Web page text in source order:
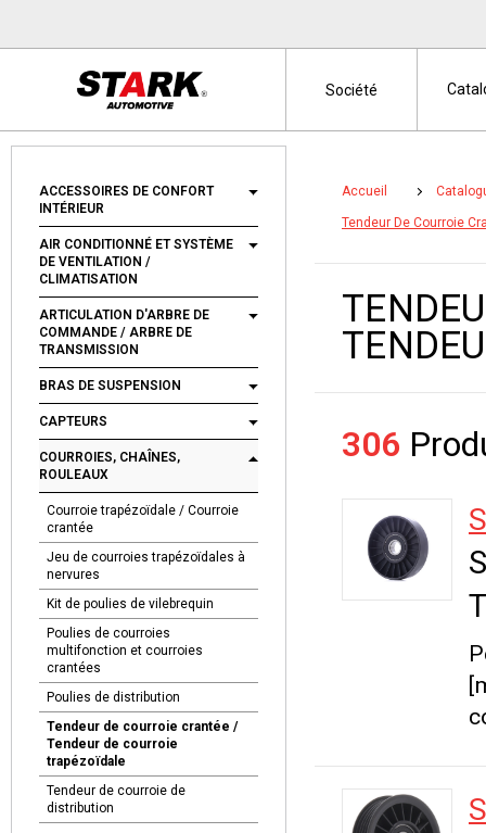
ACCESSOIRES DE CONFORT
INTÉRIEUR
AIR CONDITIONNÉ ET SYSTÈME
DE VENTILATION /
CLIMATISATION
ARTICULATION D'ARBRE DE
COMMANDE / ARBRE DE
TRANSMISSION
BRAS DE SUSPENSION
CAPTEURS
COURROIES, CHAÎNES,
ROULEAUX
Courroie trapézoïdale / Courroie
crantée
Jeu de courroies trapézoïdales à
nervures
Kit de poulies de vilebrequin
Poulies de courroies
multifonction et courroies
crantées
Poulies de distribution
Tendeur de courroie crantée /
Tendeur de courroie
trapézoïdale
Tendeur de courroie de
distribution
Accueil
Tendeur De Courroie
306
Société